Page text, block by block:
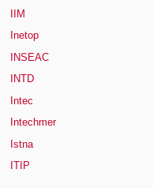
IIM
Inetop
INSEAC
INTD
Intec
Intechmer
Istna
ITIP